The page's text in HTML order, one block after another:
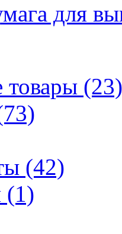
для
товары (23)
(42)
(1)